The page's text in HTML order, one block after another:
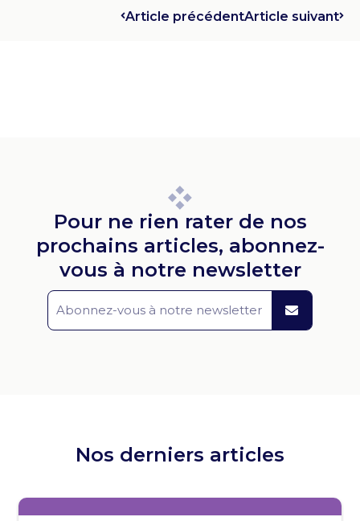
Article précédentArticle suivant
Pour ne rien rater de nos
prochains articles, abonnez-
vous à notre newsletter
Nos derniers articles